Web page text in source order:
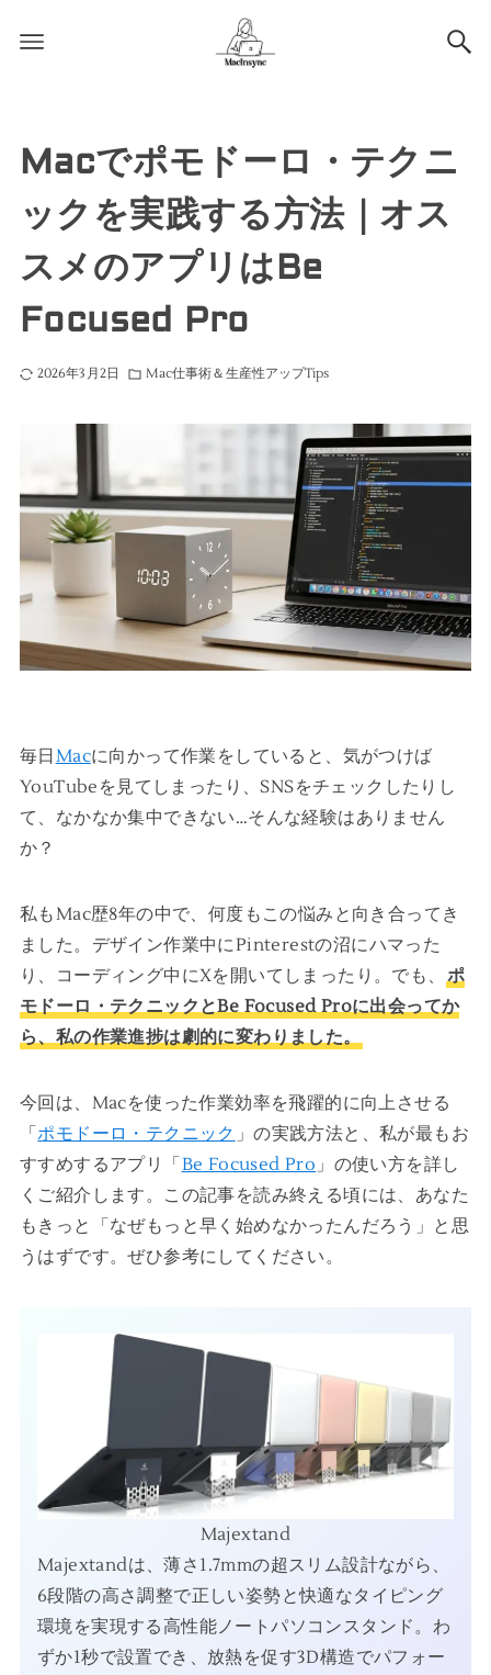
Macでポモドーロ・テクニ
ックを実践する方法｜オス
スメのアプリはBe
Focused Pro
2026年3月2日 Mac仕事術＆生産性アップTips
毎日Macに向かって作業をしていると、気がつけば
YouTubeを見てしまったり、SNSをチェックしたりし
て、なかなか集中できない…そんな経験はありません
か？
私もMac歴8年の中で、何度もこの悩みと向き合ってき
ました。デザイン作業中にPinterestの沼にハマった
り、コーディング中にXを開いてしまったり。でも、 ポ
モドーロ・テクニックとBe Focused Proに出会ってか
ら、私の作業進捗は劇的に変わりました。
今回は、Macを使った作業効率を飛躍的に向上させる
「ポモドーロ・テクニック 」の実践方法と、私が最もお
すすめするアプリ「Be Focused Pro 」の使い方を詳し
くご紹介します。この記事を読み終える頃には、あなた
もきっと「なぜもっと早く始めなかったんだろう」と思
うはずです。ぜひ参考にしてください。
Majextand
Majextandは、薄さ1.7mmの超スリム設計ながら、
6段階の高さ調整で正しい姿勢と快適なタイピング
環境を実現する高性能ノートパソコンスタンド。わ
ずか1秒で設置でき、放熱を促す3D構造でパフォー